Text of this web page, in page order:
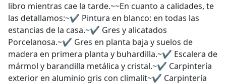
libro mientras cae la tarde.~~En cuanto a calidades, te
las detallamos:~✔️ Pintura en blanco: en todas las
estancias de la casa.~✔️ Gres y alicatados
Porcelanosa.~✔️ Gres en planta baja y suelos de
madera en primera planta y buhardilla.~✔️ Escalera de
mármol y barandilla metálica y cristal.~✔️ Carpintería
exterior en aluminio gris con climalit~✔️ Carpintería